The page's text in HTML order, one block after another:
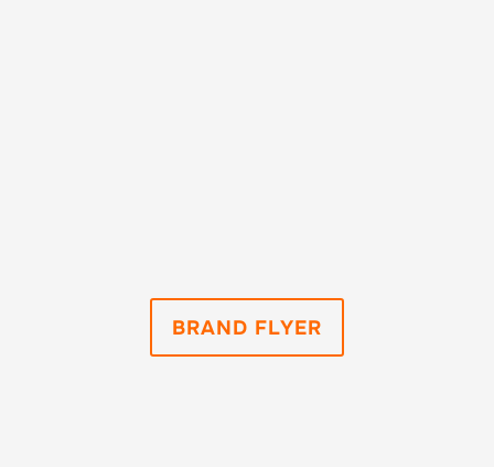
BRAND FLYER